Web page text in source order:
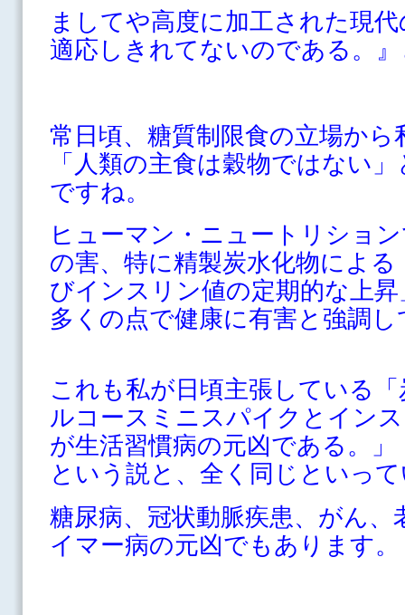
ましてや高度に加工された現
適応しきれてないのである。
常日頃、糖質制限食の立場か
「人類の主食は穀物ではない
ですね。
ヒューマン・ニュートリショ
の害、特に精製炭水化物によ
びインスリン値の定期的な上昇
多くの点で健康に有害と強調
これも私が日頃主張している
ルコースミニスパイクとイン
が生活習慣病の元凶である。」
という説と、全く同じといっ
糖尿病、冠状動脈疾患、がん
イマー病の元凶でもあります。